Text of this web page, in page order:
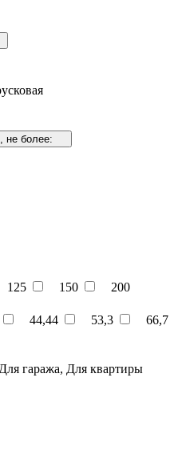
не более:
125 150 200
44,44 53,3
66,7
гаража, Для квартиры